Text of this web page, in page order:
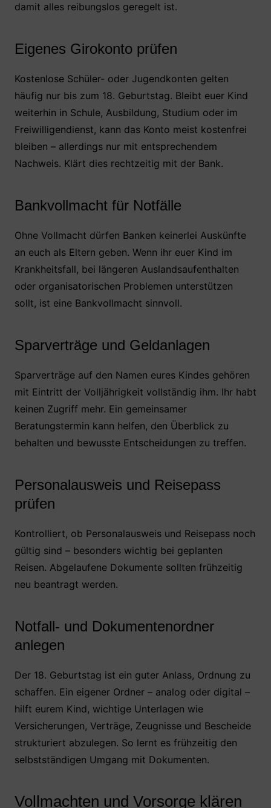
damit alles reibungslos geregelt ist.
Eigenes Girokonto prüfen
Kostenlose Schüler- oder Jugendkonten gelten
häufig nur bis zum 18. Geburtstag. Bleibt euer Kind
weiterhin in Schule, Ausbildung, Studium oder im
Freiwilligendienst, kann das Konto meist kostenfrei
bleiben – allerdings nur mit entsprechendem
Nachweis. Klärt dies rechtzeitig mit der Bank.
Bankvollmacht für Notfälle
Ohne Vollmacht dürfen Banken keinerlei Auskünfte
an euch als Eltern geben. Wenn ihr euer Kind im
Krankheitsfall, bei längeren Auslandsaufenthalten
oder organisatorischen Problemen unterstützen
sollt, ist eine Bankvollmacht sinnvoll.
Sparverträge und Geldanlagen
Sparverträge auf den Namen eures Kindes gehören
mit Eintritt der Volljährigkeit vollständig ihm. Ihr habt
keinen Zugriff mehr. Ein gemeinsamer
Beratungstermin kann helfen, den Überblick zu
behalten und bewusste Entscheidungen zu treffen.
Personalausweis und Reisepass
prüfen
Kontrolliert, ob Personalausweis und Reisepass noch
gültig sind – besonders wichtig bei geplanten
Reisen. Abgelaufene Dokumente sollten frühzeitig
neu beantragt werden.
Notfall- und Dokumentenordner
anlegen
Der 18. Geburtstag ist ein guter Anlass, Ordnung zu
schaffen. Ein eigener Ordner – analog oder digital –
hilft eurem Kind, wichtige Unterlagen wie
Versicherungen, Verträge, Zeugnisse und Bescheide
strukturiert abzulegen. So lernt es frühzeitig den
selbstständigen Umgang mit Dokumenten.
Vollmachten und Vorsorge klären